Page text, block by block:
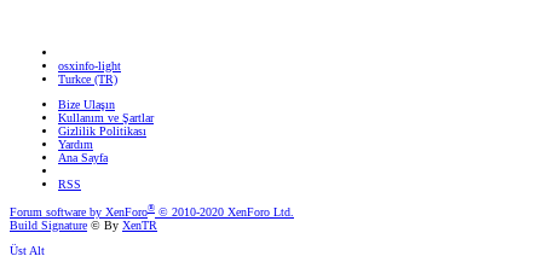
osxinfo-light
Turkce (TR)
Bize Ulaşın
Kullanım ve Şartlar
Gizlilik Politikası
Yardım
Ana Sayfa
RSS
Forum software by XenForo® © 2010-2020 XenForo Ltd.
Build Signature © By XenTR
ÜstAlt